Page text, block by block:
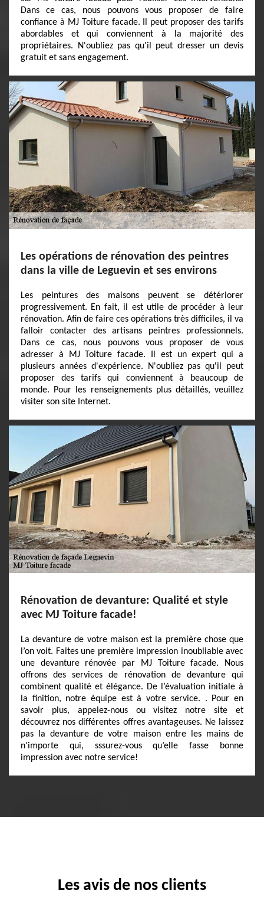
Dans ce cas, nous pouvons vous proposer de faire
confiance à MJ Toiture facade. Il peut proposer des tarifs
abordables et qui conviennent à la majorité des
propriétaires. N'oubliez pas qu'il peut dresser un devis
gratuit et sans engagement.
Les opérations de rénovation des peintres
dans la ville de Leguevin et ses environs
Les peintures des maisons peuvent se détériorer
progressivement. En fait, il est utile de procéder à leur
rénovation. Afin de faire ces opérations très difficiles, il va
falloir contacter des artisans peintres professionnels.
Dans ce cas, nous pouvons vous proposer de vous
adresser à MJ Toiture facade. Il est un expert qui a
plusieurs années d'expérience. N'oubliez pas qu'il peut
proposer des tarifs qui conviennent à beaucoup de
monde. Pour les renseignements plus détaillés, veuillez
visiter son site Internet.
Rénovation de devanture: Qualité et style
avec MJ Toiture facade!
La devanture de votre maison est la première chose que
l’on voit. Faites une première impression inoubliable avec
une devanture rénovée par MJ Toiture facade. Nous
offrons des services de rénovation de devanture qui
combinent qualité et élégance. De l’évaluation initiale à
la finition, notre équipe est à votre service. . Pour en
savoir plus, appelez-nous ou visitez notre site et
découvrez nos différentes offres avantageuses. Ne laissez
pas la devanture de votre maison entre les mains de
n'importe qui, sssurez-vous qu’elle fasse bonne
impression avec notre service!
Les avis de nos clients